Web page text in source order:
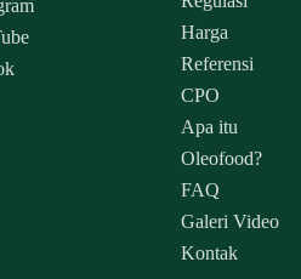
Harga
Referensi
CPO
Apa itu
Oleofood?
FAQ
Galeri Video
Kontak